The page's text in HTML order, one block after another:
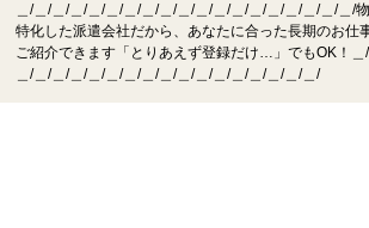
＿/＿/＿/＿/＿/＿/＿/＿/＿/＿/＿/＿/＿/＿/＿/＿/＿/＿/＿/
特化した派遣会社だから、あなたに合った長期のお仕
ご紹介できます「とりあえず登録だけ…」でもOK！＿
＿/＿/＿/＿/＿/＿/＿/＿/＿/＿/＿/＿/＿/＿/＿/＿/＿/